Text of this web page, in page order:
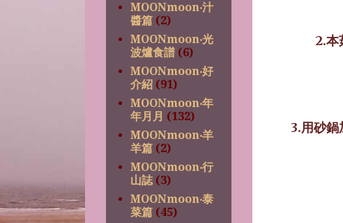
2.本
3.用砂鍋
MOONmoon‧汁
醬篇 (2)
MOONmoon‧光
波爐食譜 (6)
MOONmoon‧好
介紹 (91)
MOONmoon‧年
年月月 (132)
MOONmoon‧羊
羊篇 (2)
MOONmoon‧行
山誌 (3)
MOONmoon‧泰
菜篇 (45)